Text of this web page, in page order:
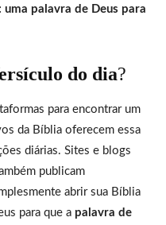
palavra de Deus para
do dia?
para encontrar um
da Bíblia oferecem essa
diárias. Sites e blogs
publicam
abrir sua Bíblia
para que a palavra de